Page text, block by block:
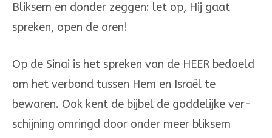
Bliksem en donder zeggen: let op, Hij gaat
spre­ken, open de oren!
Op de Sinai is het spreken van de HEER bedoeld
om het verbond tussen Hem en Israël te
bewaren. Ook kent de bijbel de goddelijke ver­
schijning omringd door onder meer bliksem